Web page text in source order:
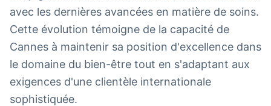
avec les dernières avancées en matière de soins.
Cette évolution témoigne de la capacité de
Cannes à maintenir sa position d'excellence dans
le domaine du bien-être tout en s'adaptant aux
exigences d'une clientèle internationale
sophistiquée.